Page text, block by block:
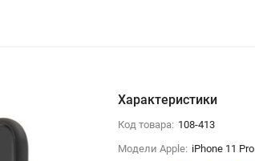
Характеристики
Код товара: 108-413
Модели Apple: iPhone 11 Pro